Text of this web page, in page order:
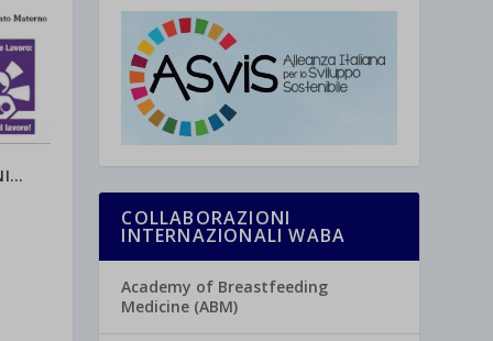
COLLABORAZIONI
INTERNAZIONALI WABA
Academy of Breastfeeding
Medicine (ABM)